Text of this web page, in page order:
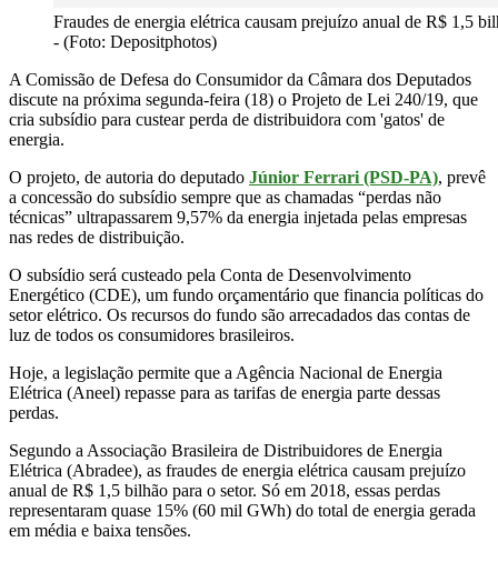
Fraudes de energia elétrica causam prejuízo anual de R$ 1,5
- (Foto: Depositphotos)
A Comissão de Defesa do Consumidor da Câmara dos Deputados
discute na próxima segunda-feira (18) o Projeto de Lei 240/19, que
cria subsídio para custear perda de distribuidora com 'gatos' de
energia.
O projeto, de autoria do deputado Júnior Ferrari (PSD-PA), prevê
a concessão do subsídio sempre que as chamadas “perdas não
técnicas” ultrapassarem 9,57% da energia injetada pelas empresas
nas redes de distribuição.
O subsídio será custeado pela Conta de Desenvolvimento
Energético (CDE), um fundo orçamentário que financia políticas do
setor elétrico. Os recursos do fundo são arrecadados das contas de
luz de todos os consumidores brasileiros.
Hoje, a legislação permite que a Agência Nacional de Energia
Elétrica (Aneel) repasse para as tarifas de energia parte dessas
perdas.
Segundo a Associação Brasileira de Distribuidores de Energia
Elétrica (Abradee), as fraudes de energia elétrica causam prejuízo
anual de R$ 1,5 bilhão para o setor. Só em 2018, essas perdas
representaram quase 15% (60 mil GWh) do total de energia gerada
em média e baixa tensões.